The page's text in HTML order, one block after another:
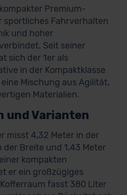
Premium-
sportliches Fahrverhalten
und hoher
Seit seiner
sich der 1er als
in der Kompaktklasse
Mischung aus Agilität,
Materialien.
und Varianten
misst 4,32 Meter in der
der Breite und 1,43 Meter
kompakten
er ein großzügiges
fasst 380 Liter